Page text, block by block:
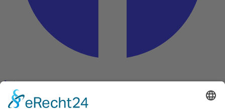
Instagram